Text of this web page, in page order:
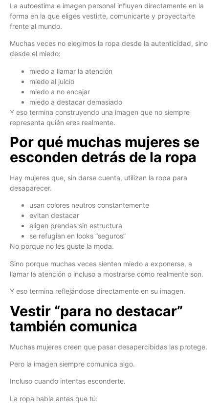
La autoestima e imagen personal influyen directamente en la
forma en la que eliges vestirte, comunicarte y proyectarte
frente al mundo.
Muchas veces no elegimos la ropa desde la autenticidad, sino
desde el miedo:
miedo a llamar la atención
miedo al juicio
miedo a no encajar
miedo a destacar demasiado
Y eso termina construyendo una imagen que no siempre
representa quién eres realmente.
Por qué muchas mujeres se
esconden detrás de la ropa
Hay mujeres que, sin darse cuenta, utilizan la ropa para
desaparecer.
usan colores neutros constantemente
evitan destacar
eligen prendas sin estructura
se refugian en looks “seguros”
No porque no les guste la moda.
Sino porque muchas veces sienten miedo a exponerse, a
llamar la atención o incluso a mostrarse como realmente son.
Y eso termina reflejándose directamente en su imagen.
Vestir “para no destacar”
también comunica
Muchas mujeres creen que pasar desapercibidas las protege.
Pero la imagen siempre comunica algo.
Incluso cuando intentas esconderte.
La ropa habla antes que tú: